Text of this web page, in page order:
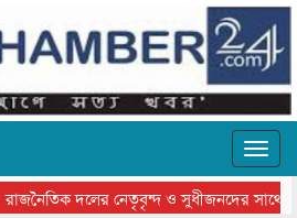
রাজনৈতিক দলের নেতৃবৃন্দ ও সুধীজনদের সাথে